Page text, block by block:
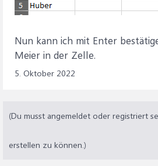
Nun kann ich mit Enter
Meier in der Zelle.
5. Oktober 2022
(Du musst angemeldet oder registriert
erstellen zu können.)